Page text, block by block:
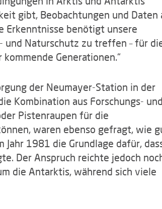
gibt, Beobachtungen und Daten
Erkenntnisse benötigt unsere
und Naturschutz zu treffen – für
Generationen.“
der Neumayer-Station in der
Kombination aus Forschungs- und
Pistenraupen für die
waren ebenso gefragt, wie
1981 die Grundlage dafür,
Der Anspruch reichte jedoch
die Antarktis, während sich viele